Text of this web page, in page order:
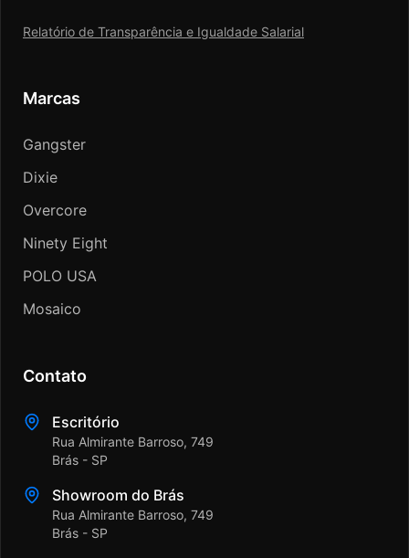
Relatório de Transparência e Igualdade Salarial
Marcas
Gangster
Dixie
Overcore
Ninety Eight
POLO USA
Mosaico
Contato
Escritório
Rua Almirante Barroso, 749
Brás - SP
Showroom do Brás
Rua Almirante Barroso, 749
Brás - SP